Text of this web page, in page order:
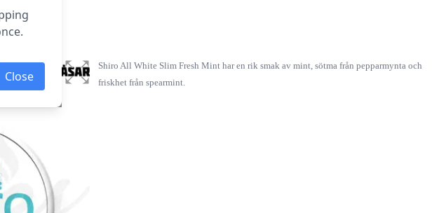
Close
Shiro All White Slim Fresh Mint har en rik smak av mint, sötma från pepparmynta och
friskhet från spearmint.